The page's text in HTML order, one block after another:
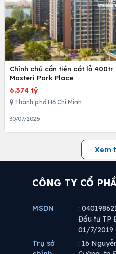
Chính chủ cần tiền cắt lỗ 400tr
Masteri Park Place
6.374 tỷ
Thành phố Hồ Chí Minh
30/07/2026
Xem
CÔNG TY CỔ
MSDN
:
Đầu tư TP
01/7/2019
Trụ sở
: 16